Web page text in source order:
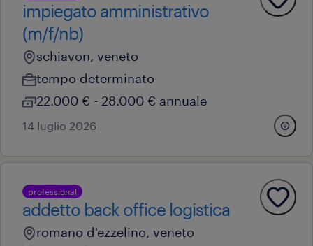
impiegato amministrativo
(m/f/nb)
schiavon, veneto
tempo determinato
22.000 € - 28.000 € annuale
14 luglio 2026
professional
addetto back office logistica
romano d'ezzelino, veneto